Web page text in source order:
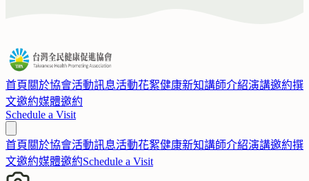
首頁 關於協會活動訊息活動花絮健康新知講師介紹演講邀約撰
文邀約媒體邀約
Schedule a Visit
首頁 關於協會活動訊息活動花絮健康新知講師介紹演講邀約撰
文邀約媒體邀約Schedule a Visit